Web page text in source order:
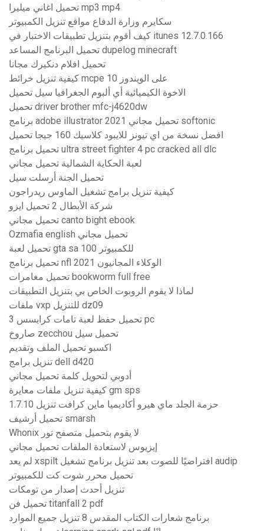
تحميل اغاني ميليرا mp3 mp4
سكايرم وزارة الدفاع مواقع تنزيل الكمبيوتر
كيف أقوم بتنزيل تطبيقات الاختبار في itunes 12.7.0.166
تحميل البرنامج المساعد dupelog minecraft
تحميل افلام دنكيرك مجانا
كيفية تنزيل خرائط mcpe على الويندوز 10
الاخوة الكيميائية أي ألبوم الجغرافيا سيل تحميل
تحميل driver brother mfc-j4620dw
برنامج adobe illustrator 2021 تحميل مجاني softonic
افضل نسخة من اي تيونز للايبود كلاسيك 160 جيجا تحميل
تحميل برنامج ultra street fighter 4 pc cracked all dlc
لعبة الحكاية الشمالية تحميل مجاني
تحميل الجنة أرسلت سيل
كيفية تنزيل برامج تشغيل الماوس ريدراجون
شركة الأبطال 2 تحميل ايزو
تحميل مجاني canto bight ebook
Ozmafia english تحميل مجاني
تحميل لعبة gta sa 100 للكمبيوتر
تحميل برنامج nfl 2021 الوكلاء المجانيون
تحميل مغامرات bookworm full free
لماذا لا يقوم الروبوت الخاص بي بتنزيل التطبيقات
ملفات vxp للتنزيل dz09
تحميل حفظ لعبة تامات كرايسس 3 pc
صاروخ zecchou تحميل سيل
اكسبو تحميل الملف وتقديم
تنزيل برامج dell d420
أدوبي لتحويل كلمة تحميل مجاني
كيفية تنزيل ملفات معايرة gm sps
حزمة الجلد ماي هيرو أكاديميا ماين كرافت تنزيل 1.7.10
تحميل أرشيف smarsh
Whonix لا يقوم بتحميل متصفح تور
إيزيوس لاستعادة الملفات تحميل مجاني
لم يعد xspilt افتراضيًا للصوت بعد تنزيل برنامج تشغيل audip
تحميل محرر شوت كت للكمبيوتر
تنزيل أحدث إصدار من تومكات
تحميل فن titanfall 2 pdf
برنامج شعارات الكتاب المقدس 8 تنزيل جميع الموارد